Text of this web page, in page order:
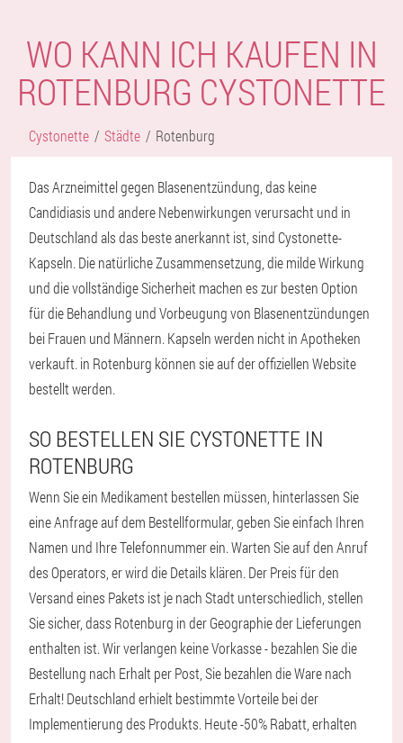
WO KANN ICH KAUFEN IN
ROTENBURG CYSTONETTE
Cystonette Städte Rotenburg
Das Arzneimittel gegen Blasenentzündung, das keine
Candidiasis und andere Nebenwirkungen verursacht und in
Deutschland als das beste anerkannt ist, sind Cystonette-
Kapseln. Die natürliche Zusammensetzung, die milde Wirkung
und die vollständige Sicherheit machen es zur besten Option
für die Behandlung und Vorbeugung von Blasenentzündungen
bei Frauen und Männern. Kapseln werden nicht in Apotheken
verkauft. in Rotenburg können sie auf der offiziellen Website
bestellt werden.
SO BESTELLEN SIE CYSTONETTE IN
ROTENBURG
Wenn Sie ein Medikament bestellen müssen, hinterlassen Sie
eine Anfrage auf dem Bestellformular, geben Sie einfach Ihren
Namen und Ihre Telefonnummer ein. Warten Sie auf den Anruf
des Operators, er wird die Details klären. Der Preis für den
Versand eines Pakets ist je nach Stadt unterschiedlich, stellen
Sie sicher, dass Rotenburg in der Geographie der Lieferungen
enthalten ist. Wir verlangen keine Vorkasse - bezahlen Sie die
Bestellung nach Erhalt per Post, Sie bezahlen die Ware nach
Erhalt! Deutschland erhielt bestimmte Vorteile bei der
Implementierung des Produkts. Heute -50% Rabatt, erhalten